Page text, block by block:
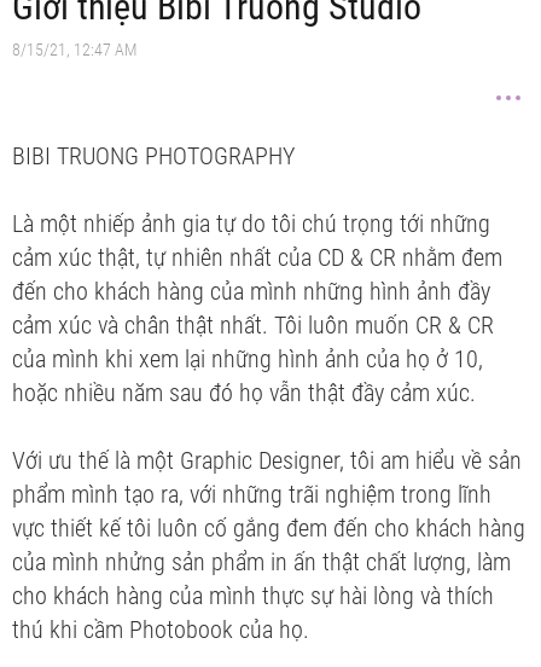
8/15/21, 12:47 AM
BIBI TRUONG PHOTOGRAPHY
Là một nhiếp ảnh gia tự do tôi chú trọng tới những
cảm xúc thật, tự nhiên nhất của CD & CR nhằm đem
đến cho khách hàng của mình những hình ảnh đầy
cảm xúc và chân thật nhất. Tôi luôn muốn CR & CR
của mình khi xem lại những hình ảnh của họ ở 10,
hoặc nhiều năm sau đó họ vẫn thật đầy cảm xúc.
Với ưu thế là một Graphic Designer, tôi am hiểu về sản
phẩm mình tạo ra, với những trãi nghiệm trong lĩnh
vực thiết kế tôi luôn cố gắng đem đến cho khách hàng
của mình nhửng sản phẩm in ấn thật chất lượng, làm
cho khách hàng của mình thực sự hài lòng và thích
thú khi cầm Photobook của họ.